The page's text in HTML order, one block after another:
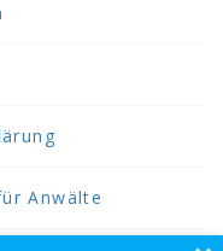
Anwälte